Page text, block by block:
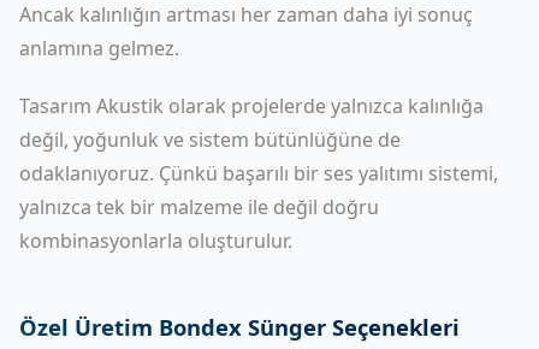
Ancak kalınlığın artması her zaman daha iyi sonuç
anlamına gelmez.
Tasarım Akustik olarak projelerde yalnızca kalınlığa
değil, yoğunluk ve sistem bütünlüğüne de
odaklanıyoruz. Çünkü başarılı bir ses yalıtımı sistemi,
yalnızca tek bir malzeme ile değil doğru
kombinasyonlarla oluşturulur.
Özel Üretim Bondex Sünger Seçenekleri